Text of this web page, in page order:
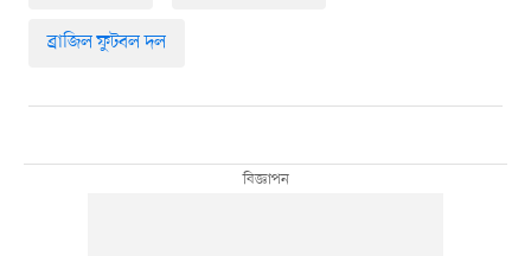
ব্রাজিল ফুটবল দল